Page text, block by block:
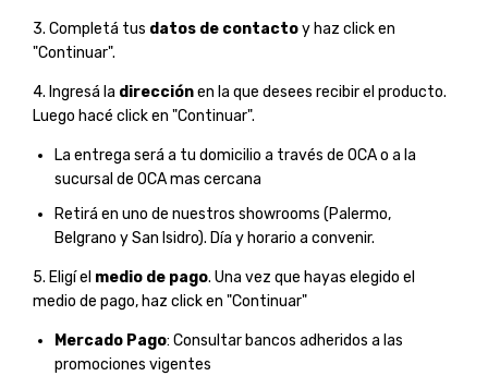
3. Completá tus datos de contactoy haz click en
"Continuar".
4. Ingresá la direcciónen la que desees recibir el producto.
Luego hacé click en "Continuar".
La entrega será a tu domicilio a través de OCA o a la
sucursal de OCA mas cercana
Retirá en uno de nuestros showrooms (Palermo,
Belgrano y San Isidro). Día y horario a convenir.
5. Eligí el medio de pago. Una vez que hayas elegido el
medio de pago, haz click en "Continuar"
Mercado Pago: Consultar bancos adheridos a las
promociones vigentes